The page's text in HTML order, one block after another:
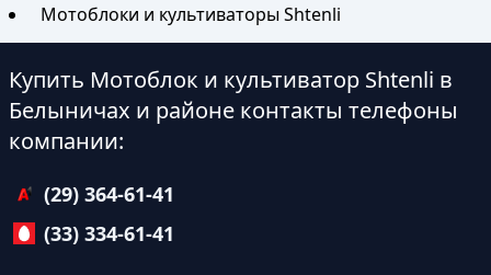
Мотоблоки и культиваторы Shtenli
Купить Мотоблок и культиватор Shtenli в
Белыничах и районе контакты телефоны
компании:
(29) 364-61-41
(33) 334-61-41